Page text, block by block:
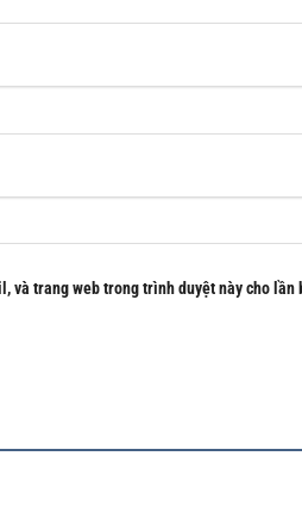
và trang web trong trình duyệt này cho